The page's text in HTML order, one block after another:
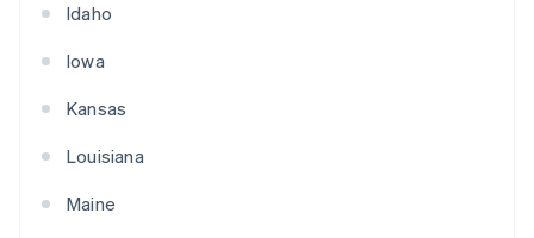
Idaho
Iowa
Kansas
Louisiana
Maine